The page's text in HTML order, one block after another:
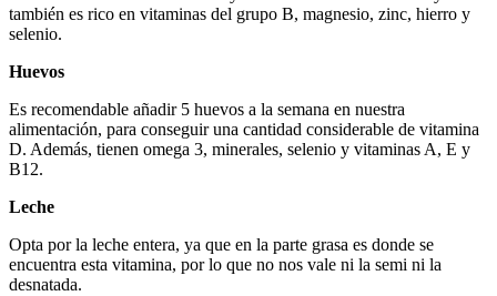
también es rico en vitaminas del grupo B, magnesio, zinc, hierro y
selenio.
Huevos
Es recomendable añadir 5 huevos a la semana en nuestra
alimentación, para conseguir una cantidad considerable de vitamina
D. Además, tienen omega 3, minerales, selenio y vitaminas A, E y
B12.
Leche
Opta por la leche entera, ya que en la parte grasa es donde se
encuentra esta vitamina, por lo que no nos vale ni la semi ni la
desnatada.